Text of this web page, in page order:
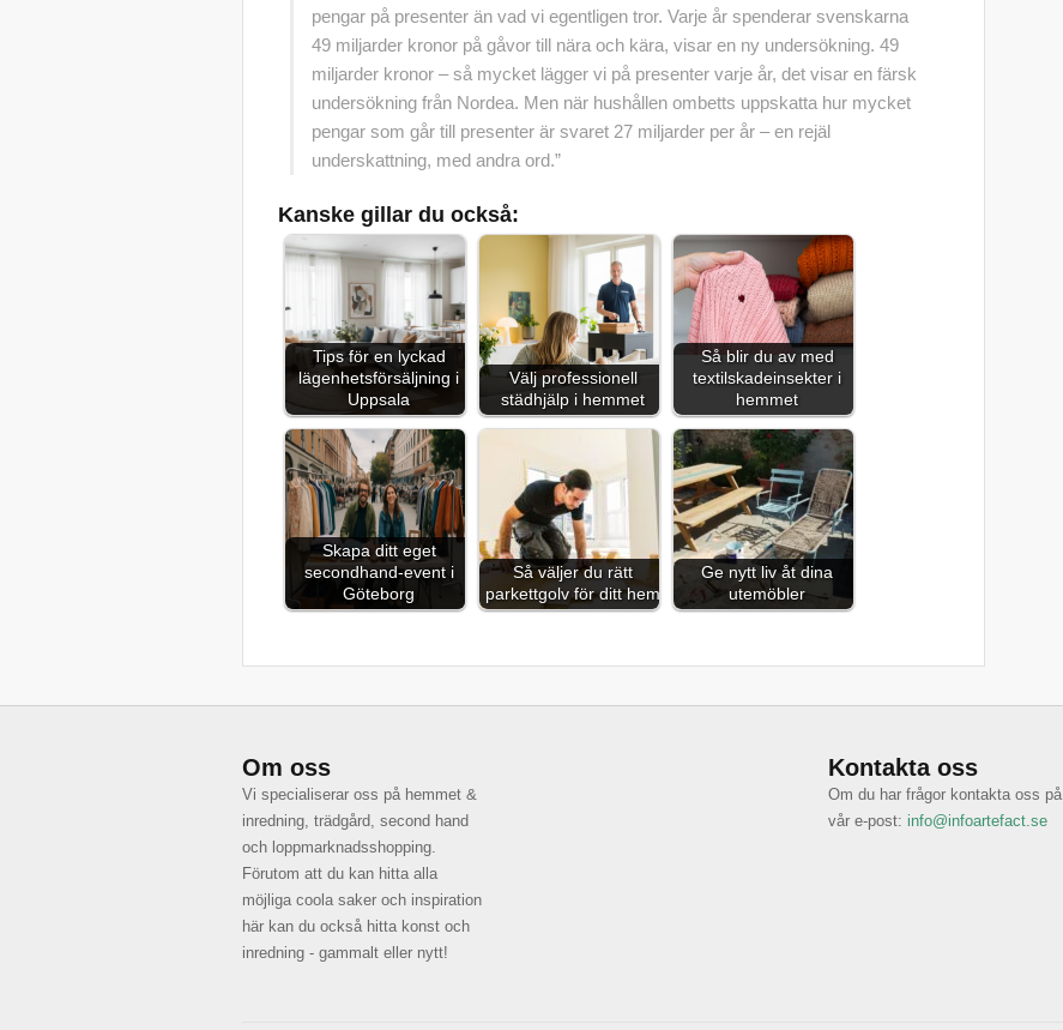
pengar på presenter än vad vi egentligen tror. Varje år spenderar svenskarna
49 miljarder kronor på gåvor till nära och kära, visar en ny undersökning. 49
miljarder kronor – så mycket lägger vi på presenter varje år, det visar en färsk
undersökning från Nordea. Men när hushållen ombetts uppskatta hur mycket
pengar som går till presenter är svaret 27 miljarder per år – en rejäl
underskattning, med andra ord.”
Kanske gillar du också:
Tips för en lyckad
lägenhetsförsäljning i
Uppsala
Välj professionell
städhjälp i hemmet
Så blir du av med
textilskadeinsekter i
hemmet
Skapa ditt eget
secondhand-event i
Göteborg
Så väljer du rätt
parkettgolv för ditt hem
Ge nytt liv åt dina
utemöbler
Om oss
Vi specialiserar oss på hemmet &
inredning, trädgård, second hand
och loppmarknadsshopping.
Förutom att du kan hitta alla
möjliga coola saker och inspiration
här kan du också hitta konst och
inredning - gammalt eller nytt!
Kontakta oss
Om du har frågor kontakta oss på
vår e-post: info@infoartefact.se